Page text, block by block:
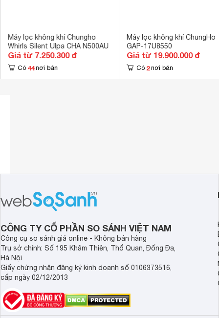
Ưu điểm vượt trội của máy lọc không khí Chungho
Thiết kế hiện đại
Máy lọc không khí Whirls Silent 2 GAP-09U4051B0 sở
trong các điều kiện khác nhau giúp nâng cao hiệu suất sử
Máy lọc không khí Chungho
Whirls Silent Ulpa CHA N500AU
Giá từ 7.250.300 đ
Có 44 nơi bán
Máy lọc không khí ChungHo
GAP-17U8550
Giá từ 19.900.000 đ
Có 2 nơi bán
CÔNG TY CỔ PHẦN SO SÁNH VIỆT NAM
Công cụ so sánh giá online - Không bán hàng
Trụ sở chính: Số 195 Khâm Thiên, Thổ Quan, Đống Đa,
Hà Nội
Giấy chứng nhận đăng ký kinh doanh số 0106373516,
cấp ngày 02/12/2013